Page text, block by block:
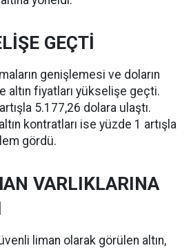
GEÇTİ
genişlemesi ve doların
altın fiyatları yükselişe geçti.
5.177,26 dolara ulaştı.
kontratları ise yüzde 1 artışla
gördü.
VARLIKLARINA
liman olarak görülen altın,